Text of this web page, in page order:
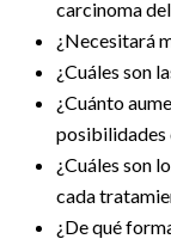
carcinoma
¿Necesitará
¿Cuáles son
¿Cuánto
posibilidades
¿Cuáles son
cada
¿De qué